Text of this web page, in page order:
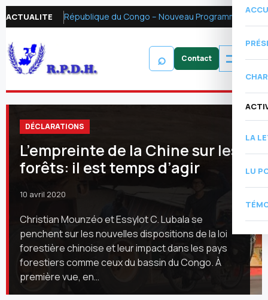
ACTUALITE République du Congo – Nouveau Programme FMI 2026 : Réformer la fiscalité pétrolière pour mobiliser les ressources financières et renforcer la redevabilité
⌕
LA
LU
DÉCLARATIONS
L’empreinte de la Chine sur les
forêts: il est temps d’agir
10 avril 2020
Christian Mounzéo et Essylot C. Lubala se
penchent sur les nouvelles dispositions de la loi
forestière chinoise et leur impact dans les pays
forestiers comme ceux du bassin du Congo. À
première vue, en…